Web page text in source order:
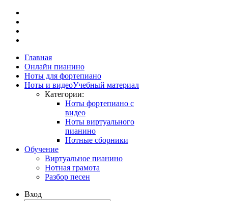
Главная
Онлайн пианино
Ноты для фортепиано
Ноты и видеоУчебный материал
Категории:
Ноты фортепиано с
видео
Ноты виртуального
пианино
Нотные сборники
Обучение
Виртуальное пианино
Нотная грамота
Разбор песен
Вход